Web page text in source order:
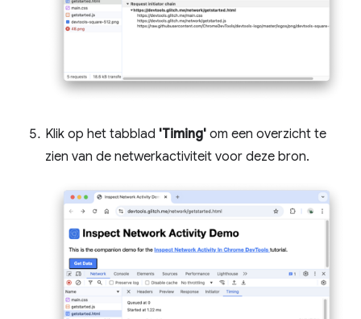
Klik op het tabblad 'Timing' om een ​​overzicht te
zien van de netwerkactiviteit voor deze bron.